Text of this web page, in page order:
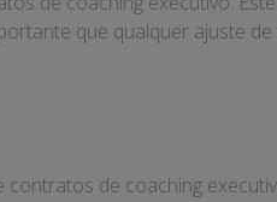
que qualquer ajuste
de coaching